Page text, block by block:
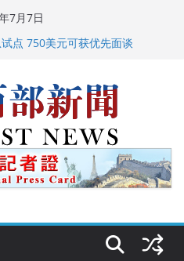
7月7日
明：让沉香有序走向世界
公民权” : 出生在美国就是美国
美国老教师罗纳德·萨科尔斯基